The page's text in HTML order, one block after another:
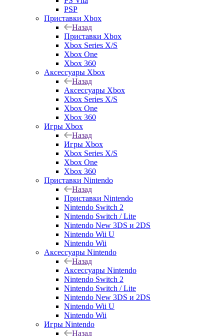
PSP
Приставки Xbox
Назад
Приставки Xbox
Xbox Series X/S
Xbox One
Xbox 360
Аксессуары Xbox
Назад
Аксессуары Xbox
Xbox Series X/S
Xbox One
Xbox 360
Игры Xbox
Назад
Игры Xbox
Xbox Series X/S
Xbox One
Xbox 360
Приставки Nintendo
Назад
Приставки Nintendo
Nintendo Switch 2
Nintendo Switch / Lite
Nintendo New 3DS и 2DS
Nintendo Wii U
Nintendo Wii
Аксессуары Nintendo
Назад
Аксессуары Nintendo
Nintendo Switch 2
Nintendo Switch / Lite
Nintendo New 3DS и 2DS
Nintendo Wii U
Nintendo Wii
Игры Nintendo
Назад